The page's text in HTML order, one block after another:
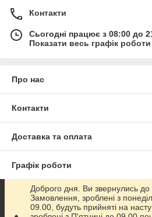
Контакти
Сьогодні працює з 08:00 до
Показати весь графік роботи
Про нас
Контакти
Доставка та оплата
Графік роботи
Повна версія сайту
Доброго дня. Ви звернулись до
Замовлення, зроблені з
09.00, будуть прийняті на